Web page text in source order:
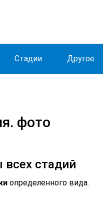
Стадии Другое
фото
стадий
определенного вида.